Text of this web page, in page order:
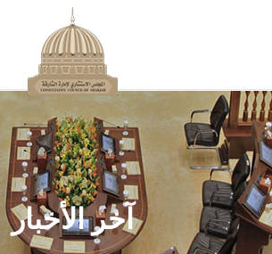
آخر الأخبار